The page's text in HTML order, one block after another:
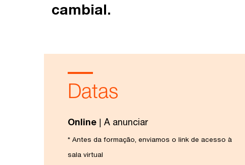
cambial.
Datas
Online | A anunciar
* Antes da formação, enviamos o link de acesso à
sala virtual